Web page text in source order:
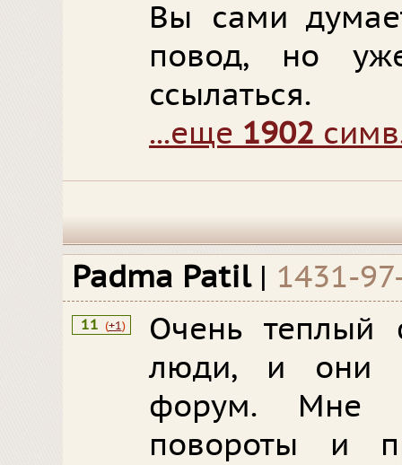
Вы сами
повод, но
ссылаться.
...еще 1902
Padma Patil | 1431-
11 (+1)
Очень теплый
люди, и они
форум. Мне
повороты и